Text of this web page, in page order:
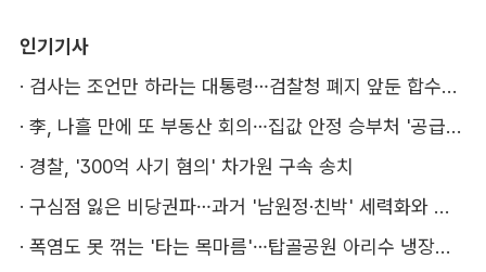
인기기사
·
검사는 조언만 하라는 대통령…검찰청 폐지 앞둔 합수본 '딜레마'
·
李, 나흘 만에 또 부동산 회의…집값 안정 승부처 '공급' 점검
· 경찰, '300억 사기 혐의' 차가원 구속 송치
·
구심점 잃은 비당권파…과거 '남원정·친박' 세력화와 다른 점은
·
폭염도 못 꺾는 '타는 목마름'…탑골공원 아리수 냉장고 가보니